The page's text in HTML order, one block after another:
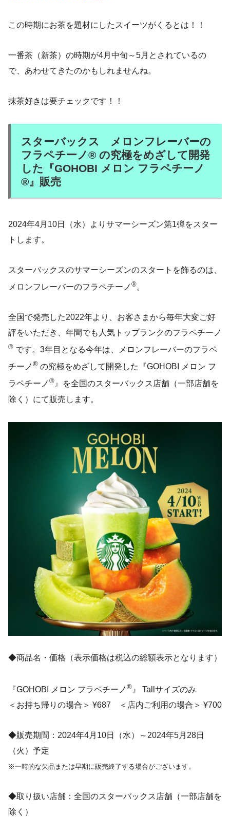
この時期にお茶を題材にしたスイーツがくるとは！！
一番茶（新茶）の時期が4月中旬～5月とされているの
で、あわせてきたのかもしれませんね。
抹茶好きは要チェックです！！
スターバックス メロンフレーバーの
フラペチーノ® の究極をめざして開発
した『GOHOBI メロン フラペチーノ
®』販売
2024年4月10日（水）よりサマーシーズン第1弾をスター
トします。
スターバックスのサマーシーズンのスタートを飾るのは、
メロンフレーバーのフラペチーノ ®。
全国で発売した2022年より、お客さまから毎年大変ご好
評をいただき、年間でも人気トップランクのフラペチーノ
® です。3年目となる今年は、メロンフレーバーのフラペ
チーノ ® の究極をめざして開発した『GOHOBI メロン フ
ラペチーノ ®』を全国のスターバックス店舗（一部店舗を
除く）にて販売します。
◆商品名・価格（表示価格は税込の総額表示となります）
『GOHOBI メロン フラペチーノ ®』 Tallサイズのみ
＜お持ち帰りの場合＞ ¥687 ＜店内ご利用の場合＞ ¥700
◆販売期間：2024年4月10日（水）～2024年5月28日
（火）予定
※一時的な欠品または早期に販売終了する場合がございます。
◆取り扱い店舗：全国のスターバックス店舗（一部店舗を
除く）